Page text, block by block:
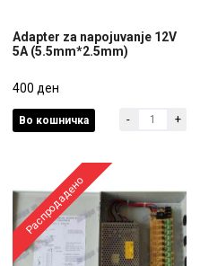
5A (5.5mm*2.5mm)
400 ден
Adapter za napojuvanje 12V
5A (5.5mm*2.5mm)
400 ден
Во кошничка - +
Распродадено